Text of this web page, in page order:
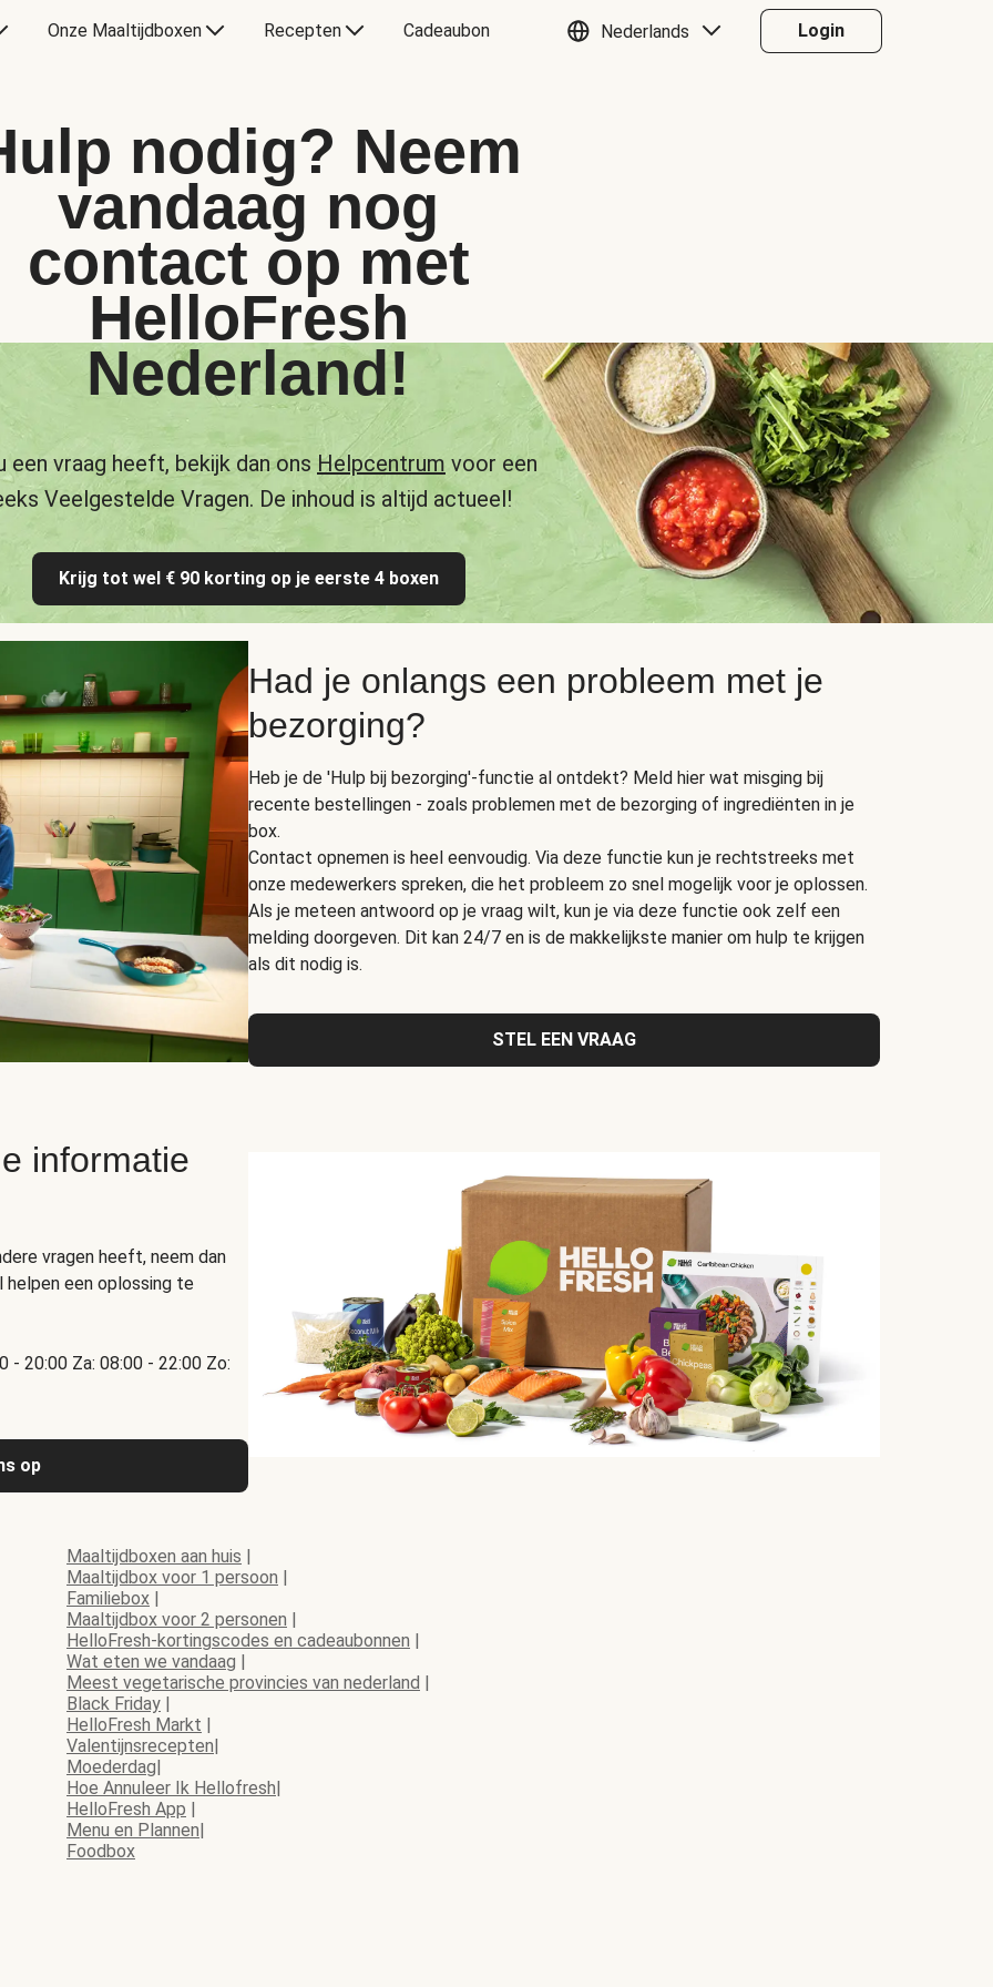
Onze Maaltijdboxen Recepten Cadeaubon Nederlands Login
nodig? Neem
vandaag nog
contact op met
HelloFresh
Nederland!
een vraag heeft, bekijk dan ons Helpcentrum voor een
Veelgestelde Vragen. De inhoud is altijd actueel!
Krijg tot wel € 90 korting op je eerste 4 boxen
Had je onlangs een probleem met je
bezorging?
Heb je de 'Hulp bij bezorging'-functie al ontdekt? Meld hier wat misging bij
recente bestellingen - zoals problemen met de bezorging of ingrediënten in je
box.
Contact opnemen is heel eenvoudig. Via deze functie kun je rechtstreeks met
onze medewerkers spreken, die het probleem zo snel mogelijk voor je oplossen.
Als je meteen antwoord op je vraag wilt, kun je via deze functie ook zelf een
melding doorgeven. Dit kan 24/7 en is de makkelijkste manier om hulp te krijgen
als dit nodig is.
STEL EEN VRAAG
informatie
vragen heeft, neem dan
een oplossing te
- 20:00 Za: 08:00 - 22:00 Zo:
op
Maaltijdboxen aan huis |
Maaltijdbox voor 1 persoon |
Familiebox |
Maaltijdbox voor 2 personen |
HelloFresh-kortingscodes en cadeaubonnen |
Wat eten we vandaag |
Meest vegetarische provincies van nederland |
Black Friday |
HelloFresh Markt |
Valentijnsrecepten|
Moederdag|
Hoe Annuleer Ik Hellofresh|
HelloFresh App |
Menu en Plannen|
Foodbox